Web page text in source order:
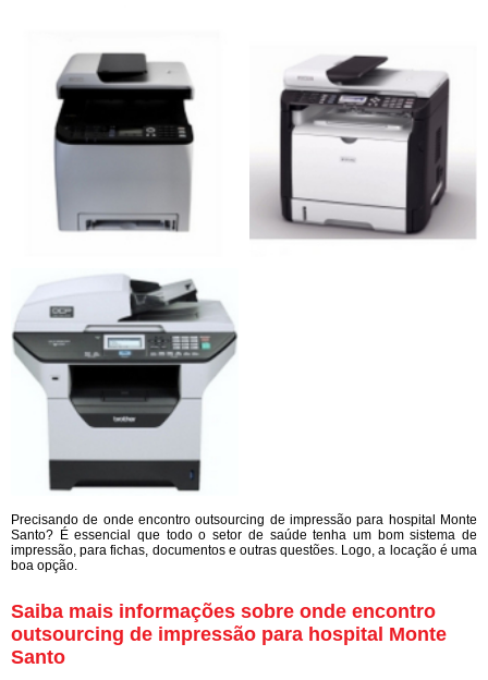
Precisando de onde encontro outsourcing de impressão para hospital Monte
Santo? É essencial que todo o setor de saúde tenha um bom sistema de
impressão, para fichas, documentos e outras questões. Logo, a locação é uma
boa opção.
Saiba mais informações sobre onde encontro
outsourcing de impressão para hospital Monte
Santo